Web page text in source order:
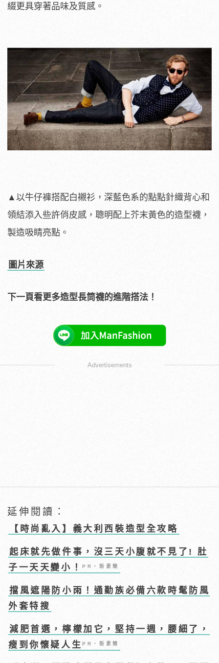
綴更具穿著品味及質感。
▲以牛仔褲搭配白襯衫，深藍色系的點點針織背心和
領結添入些許俏皮感，聰明配上芥末黃色的造型襪，
製造吸睛亮點。
圖片來源
下一頁看更多造型長筒襪的進階搭法！
Advertisements
延伸閱讀：
【時尚亂入】義大利西裝造型全攻略
起床就先做件事，沒三天小腹就不見了! 肚
子一天天變小！PR・新素簡
擋風遮陽防小雨！通勤族必備六款時髦防風
外套特搜
減肥首選，檸檬加它，堅持一週，腰細了，
瘦到你懷疑人生PR・新素簡